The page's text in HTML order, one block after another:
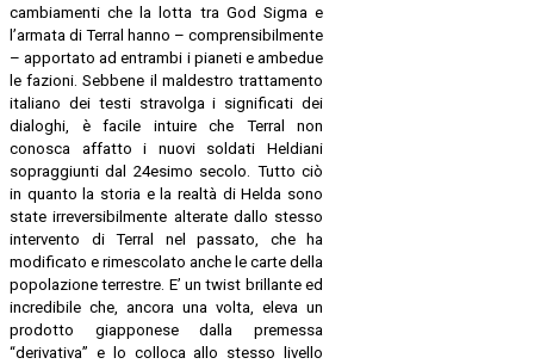
cambiamenti che la lotta tra God Sigma e
l’armata di Terral hanno – comprensibilmente
– apportato ad entrambi i pianeti e ambedue
le fazioni. Sebbene il maldestro trattamento
italiano dei testi stravolga i significati dei
dialoghi, è facile intuire che Terral non
conosca affatto i nuovi soldati Heldiani
sopraggiunti dal 24esimo secolo. Tutto ciò
in quanto la storia e la realtà di Helda sono
state irreversibilmente alterate dallo stesso
intervento di Terral nel passato, che ha
modificato e rimescolato anche le carte della
popolazione terrestre. E’ un twist brillante ed
incredibile che, ancora una volta, eleva un
prodotto giapponese dalla premessa
“derivativa” e lo colloca allo stesso livello